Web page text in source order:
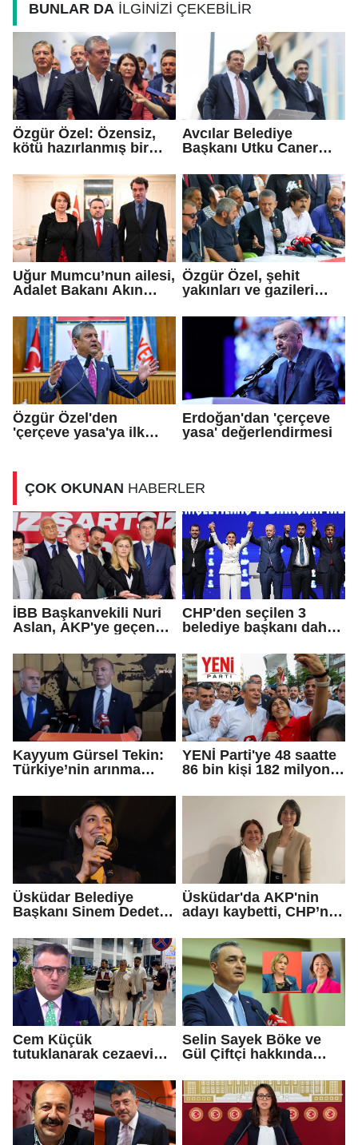
BUNLAR DA İLGİNİZİ ÇEKEBİLİR
Özgür Özel: Özensiz,
kötü hazırlanmış bir
Avcılar Belediye
Başkanı Utku Caner
kararı
Uğur Mumcu’nun ailesi,
Adalet Bakanı Akın
Özgür Özel, şehit
yakınları ve gazileri
Özgür Özel'den
'çerçeve yasa'ya ilk
Erdoğan'dan 'çerçeve
yasa' değerlendirmesi
ÇOK OKUNAN HABERLER
İBB Başkanvekili Nuri
Aslan, AKP'ye geçen
iddialarına yanıt verdi
CHP'den seçilen 3
belediye başkanı daha
Kayyum Gürsel Tekin:
Türkiye’nin arınma
geldiniz...
YENİ Parti'ye 48 saatte
86 bin kişi 182 milyon
Üsküdar Belediye
Başkanı Sinem Dedetaş
Üsküdar'da AKP'nin
adayı kaybetti, CHP’nin
Çetinkaya Başkan
Vekili seçildi
Cem Küçük
tutuklanarak cezaevine
Selin Sayek Böke ve
Gül Çiftçi hakkında
başlatılacak